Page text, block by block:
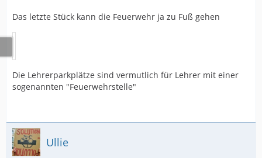
Das letzte Stück kann die Feuerwehr ja zu Fuß gehen
Die Lehrerparkplätze sind vermutlich für Lehrer mit einer
sogenannten "Feuerwehrstelle"
Ullie